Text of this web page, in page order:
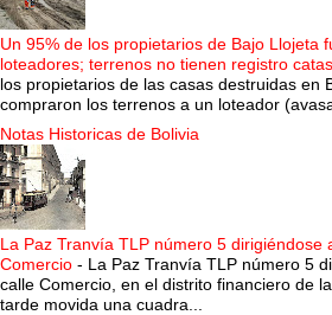
Un 95% de los propietarios de Bajo Llojeta
loteadores; terrenos no tienen registro
los propietarios de las casas destruidas en
compraron los terrenos a un loteador
Notas Historicas de Bolivia
La Paz Tranvía TLP número 5 dirigiéndose
Comercio - La Paz Tranvía TLP número 5
calle Comercio, en el distrito financiero de
tarde movida una cuadra...